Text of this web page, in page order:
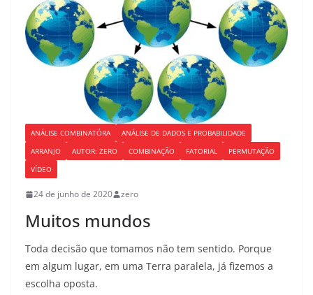
o
k
n
ANÁLISE COMBINATÓRA
ANÁLISE DE DADOS E PROBABILIDADE
ARRANJO
AUTOR: ZERO COMBINAÇÃO FATORIAL
PERMUTAÇÃO
VÍDEO
24 de junho de 2020 zero
Muitos mundos
Toda decisão que tomamos não tem sentido. Porque
em algum lugar, em uma Terra paralela, já fizemos a
escolha oposta.